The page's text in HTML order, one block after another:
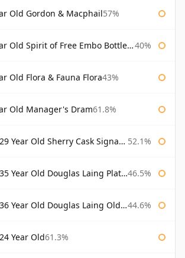
Old Gordon & Macphail57%
Spirit of Free Embo Bottled 1988 40%
Old Flora & Fauna Flora43%
Old Manager's Dram61.8%
Year Old Sherry Cask Signatory 52.1%
Old Douglas Laing Platinum Selection 46.5%
Old Douglas Laing Old Malt Cask 44.6%
Year Old61.3%